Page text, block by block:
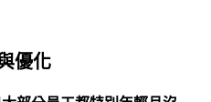
優化